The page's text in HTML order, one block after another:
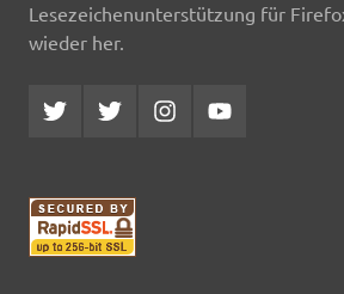
Lesezeichenunterstützung für
wieder her.
Twitter
MCDP
Twitter
Musicradiostation
InstagramYouTube